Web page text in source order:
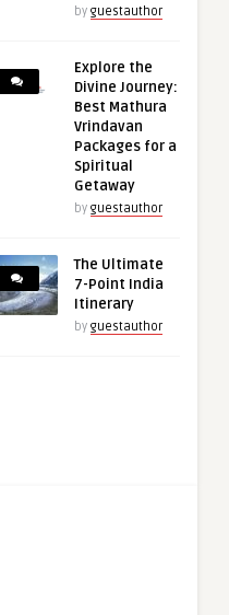
by guestauthor
Explore the
Divine Journey:
Best Mathura
Vrindavan
Packages for a
Spiritual
Getaway
by guestauthor
The Ultimate
7-Point India
Itinerary
by guestauthor